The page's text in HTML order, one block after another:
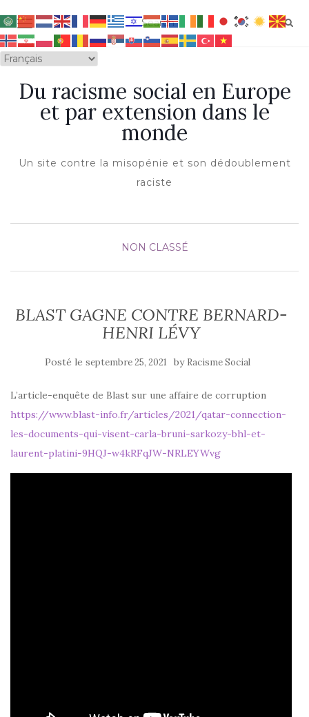
OUVRIR/FERMER LA NAVIGATION
Du racisme social en Europe
et par extension dans le
monde
Un site contre la misopénie et son dédoublement
raciste
NON CLASSÉ
BLAST GAGNE CONTRE BERNARD-
HENRI LÉVY
Posté le septembre 25, 2021 by Racisme Social
L’article-enquête de Blast sur une affaire de corruption
https://www.blast-info.fr/articles/2021/qatar-connection-
les-documents-qui-visent-carla-bruni-sarkozy-bhl-et-
laurent-platini-9HQJ-w4kRFqJW-NRLEYWvg